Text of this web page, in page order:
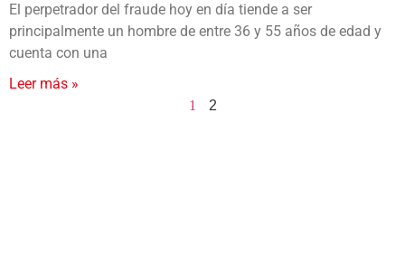
El perpetrador del fraude hoy en día tiende a ser
principalmente un hombre de entre 36 y 55 años de edad y
cuenta con una
Leer más »
1 2